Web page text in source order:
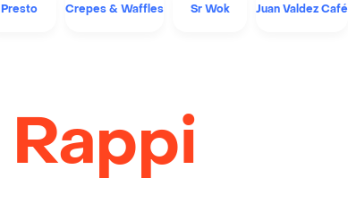
Presto Crepes & Waffles Sr Wok Juan Valdez Café
Rappi